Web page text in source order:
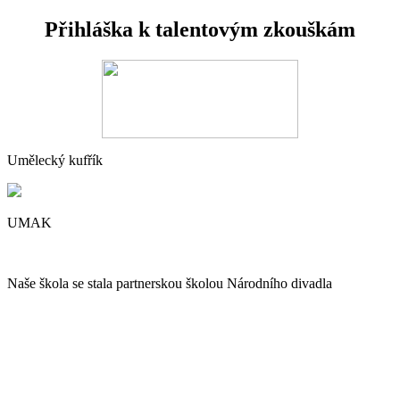
Přihláška k talentovým zkouškám
Umělecký kufřík
UMAK
Naše škola se stala partnerskou školou Národního divadla